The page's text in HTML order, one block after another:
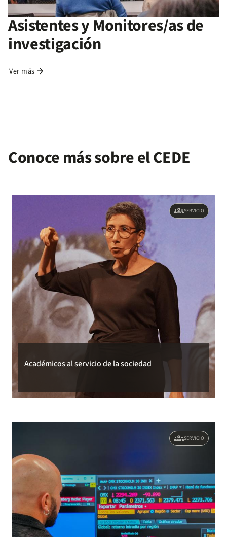
Asistentes y Monitores/as de
investigación
Ver más arrow_forward
Conoce más sobre el CEDE
groupsSERVICIO
Académicos al servicio de la sociedad
groupsSERVICIO